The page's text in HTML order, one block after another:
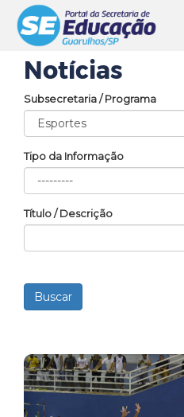
Notícias
Subsecretaria / Programa
Tipo da Informação
Título / Descrição